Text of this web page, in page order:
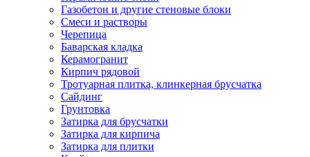
Газобетон и другие стеновые блоки
Смеси и растворы
Черепица
Баварская кладка
Керамогранит
Кирпич рядовой
Тротуарная плитка, клинкерная брусчатка
Сайдинг
Грунтовка
Затирка для брусчатки
Затирка для кирпича
Затирка для плитки